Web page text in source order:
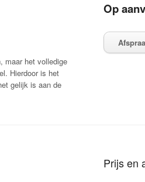
maar het volledige
Hierdoor is het
gelijk is aan de
Op
Prijs en